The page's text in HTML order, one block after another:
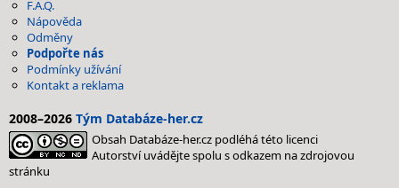
F.A.Q.
Nápověda
Odměny
Podpořte nás
Podmínky užívání
Kontakt a reklama
2008–2026 Tým Databáze-her.cz
Obsah Databáze-her.cz podléhá této licenci
Autorství uvádějte spolu s odkazem na zdrojovou
stránku